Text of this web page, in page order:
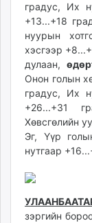
градус, Их
+13...+18
нуурын
хэсгээр
дулаан,
Онон голын
градус, Их
+26...+31
Хөвсгөлийн
Эг, Үүр
нутгаар
зэргийн